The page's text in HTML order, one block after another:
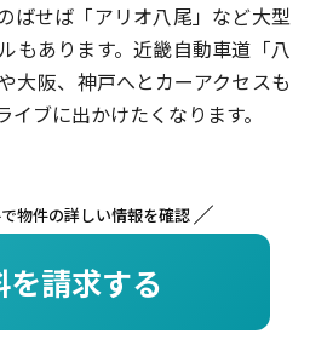
ばせば「アリオ八尾」など大型
もあります。近畿自動車道「八
大阪、神戸へとカーアクセスも
ブに出かけたくなります。
物件の詳しい情報を確認
を請求する